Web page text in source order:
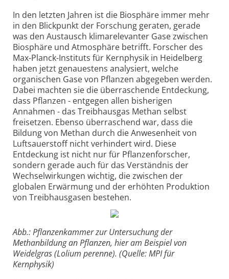
In den letzten Jahren ist die Biosphäre immer mehr
in den Blickpunkt der Forschung geraten, gerade
was den Austausch klimarelevanter Gase zwischen
Biosphäre und Atmosphäre betrifft. Forscher des
Max-Planck-Instituts für Kernphysik in Heidelberg
haben jetzt genauestens analysiert, welche
organischen Gase von Pflanzen abgegeben werden.
Dabei machten sie die überraschende Entdeckung,
dass Pflanzen - entgegen allen bisherigen
Annahmen - das Treibhausgas Methan selbst
freisetzen. Ebenso überraschend war, dass die
Bildung von Methan durch die Anwesenheit von
Luftsauerstoff nicht verhindert wird. Diese
Entdeckung ist nicht nur für Pflanzenforscher,
sondern gerade auch für das Verständnis der
Wechselwirkungen wichtig, die zwischen der
globalen Erwärmung und der erhöhten Produktion
von Treibhausgasen bestehen.
Abb.: Pflanzenkammer zur Untersuchung der
Methanbildung an Pflanzen, hier am Beispiel von
Weidelgras (Lolium perenne). (Quelle: MPI für
Kernphysik)